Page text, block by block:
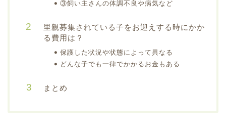
③飼い主さんの体調不良や病気など
里親募集されている子をお迎えする時にかか
る費用は？
保護した状況や状態によって異なる
どんな子でも一律でかかるお金もある
まとめ